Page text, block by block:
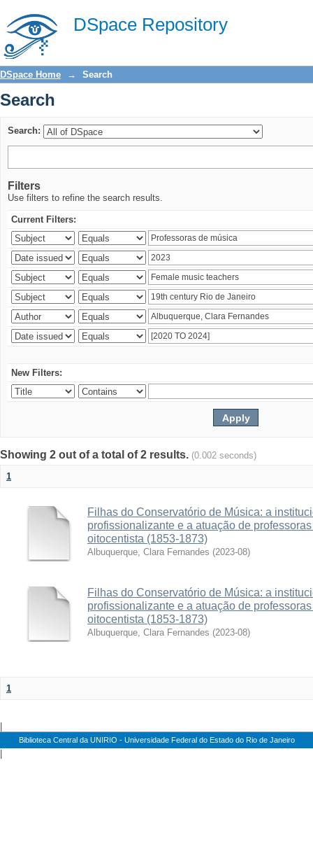
DSpace Repository
Search
DSpace Home → Search
Search
Search:
Filters
Use filters to refine the search results.
Current Filters:
New Filters:
Showing 2 out of a total of 2 results. (0.002 seconds)
1
Filhas do Conservatório de Música: a
profissionalizante e a atuação de
oitocentista (1853-1873)
Albuquerque, Clara Fernandes (2023-08)
Filhas do Conservatório de Música: a
profissionalizante e a atuação de
oitocentista (1853-1873)
Albuquerque, Clara Fernandes (2023-08)
1
Biblioteca Central da UNIRIO - Universidade Federal do Estado do Rio de Janeiro